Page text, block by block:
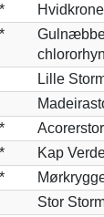
*
*
Lille
*
*
Kap
*
Stor